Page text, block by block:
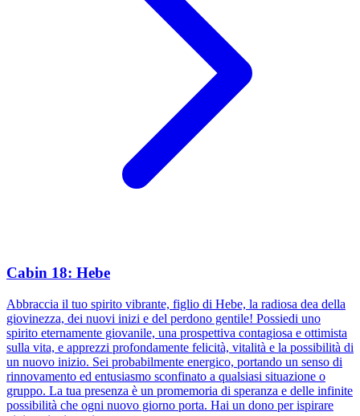
Cabin 18: Hebe
Abbraccia il tuo spirito vibrante, figlio di Hebe, la radiosa dea della
giovinezza, dei nuovi inizi e del perdono gentile! Possiedi uno
spirito eternamente giovanile, una prospettiva contagiosa e ottimista
sulla vita, e apprezzi profondamente felicità, vitalità e la possibilità di
un nuovo inizio. Sei probabilmente energico, portando un senso di
rinnovamento ed entusiasmo sconfinato a qualsiasi situazione o
gruppo. La tua presenza è un promemoria di speranza e delle infinite
possibilità che ogni nuovo giorno porta. Hai un dono per ispirare